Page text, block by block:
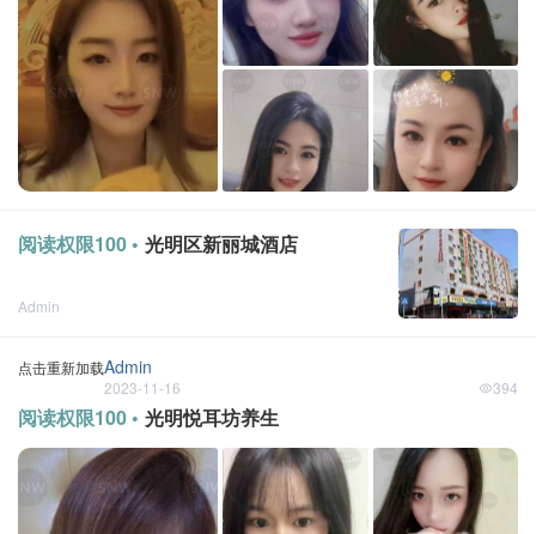
阅读权限100 • 光明区新丽城酒店
Admin
点击重新加载Admin
2023-11-16 394
阅读权限100 • 光明悦耳坊养生